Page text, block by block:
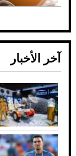
ضعف تبريد
الأسباب
آخر الأخبار